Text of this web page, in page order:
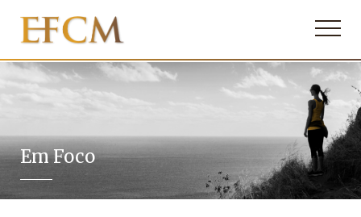
Em Foco